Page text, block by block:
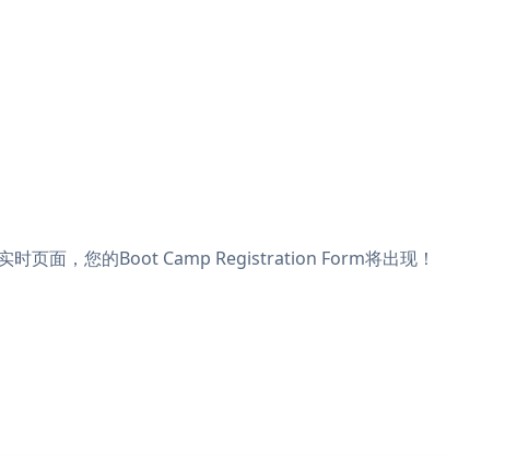
页面，您的Boot Camp Registration Form将出现！